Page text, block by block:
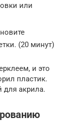
или
(20 минут)
и это
пластик.
для акрила.